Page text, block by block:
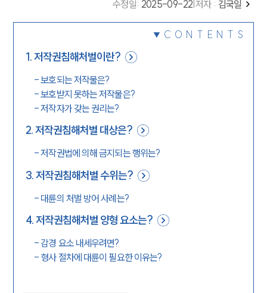
수정일: 2025-09-22 저자 : 김국일
CONTENTS
1.저작권침해처벌이란?
-보호되는 저작물은?
-보호받지 못하는 저작물은?
-저작자가 갖는 권리는?
2.저작권침해처벌 대상은?
-저작권법에 의해 금지되는 행위는?
3.저작권침해처벌 수위는?
- 대륜의 처벌 방어 사례는?
4.저작권침해처벌 양형 요소는?
- 감경 요소 내세우려면?
- 형사 절차에 대륜이 필요한 이유는?